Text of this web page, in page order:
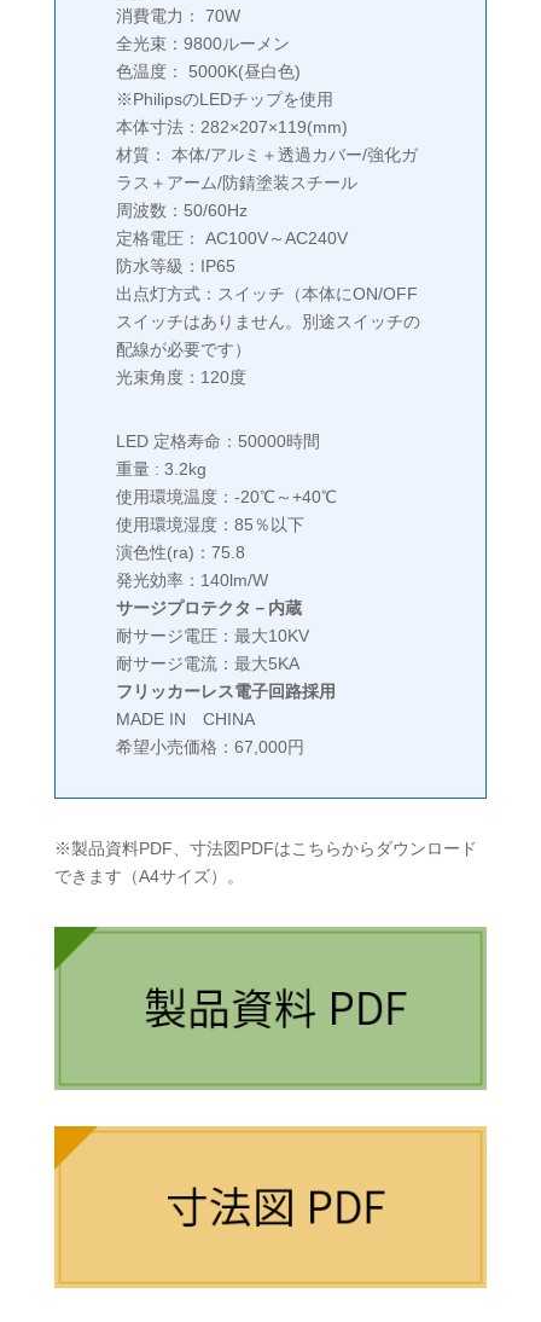
消費電力： 70W
全光束：9800ルーメン
色温度： 5000K(昼白色)
※PhilipsのLEDチップを使用
本体寸法：282×207×119(mm)
材質： 本体/アルミ＋透過カバー/強化ガ
ラス＋アーム/防錆塗装スチール
周波数：50/60Hz
定格電圧： AC100V～AC240V
防水等級：IP65
出点灯方式：スイッチ（本体にON/OFF
スイッチはありません。別途スイッチの
配線が必要です）
光束角度：120度
LED 定格寿命：50000時間
重量 : 3.2kg
使用環境温度：-20℃～+40℃
使用環境湿度：85％以下
演色性(ra)：75.8
発光効率：140lm/W
サージプロテクタ－内蔵
耐サージ電圧：最大10KV
耐サージ電流：最大5KA
フリッカーレス電子回路採用
MADE IN CHINA
希望小売価格：67,000円
※製品資料PDF、寸法図PDFはこちらからダウンロード
できます（A4サイズ）。